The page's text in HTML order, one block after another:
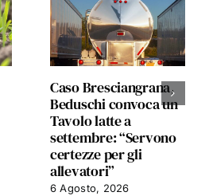
Caso Bresciangrana,
Beduschi convoca un
Tavolo latte a
settembre: “Servono
certezze per gli
allevatori”
6 Agosto, 2026